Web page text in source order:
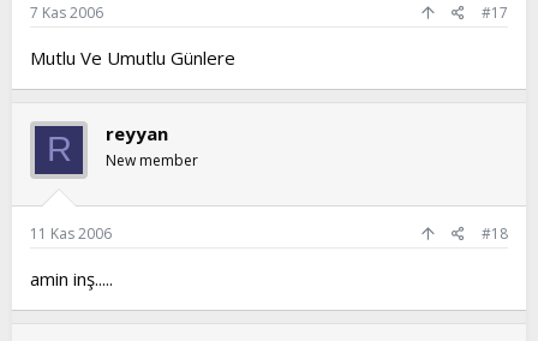
7 Kas 2006 #17
Mutlu Ve Umutlu Günlere
R reyyan
New member
11 Kas 2006 #18
amin inş.....